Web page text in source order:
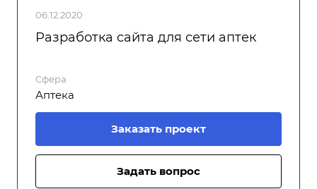
06.12.2020
Разработка сайта для сети аптек
Сфера
Аптека
Заказать проект
Задать вопрос